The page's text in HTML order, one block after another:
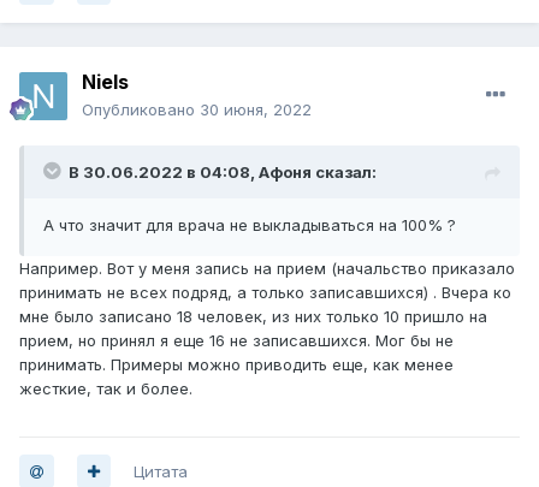
Niels
Опубликовано 30 июня, 2022
В 30.06.2022 в 04:08, Афоня сказал:
А что значит для врача не выкладываться на 100% ?
Например. Вот у меня запись на прием (начальство приказало
принимать не всех подряд, а только записавшихся) . Вчера ко
мне было записано 18 человек, из них только 10 пришло на
прием, но принял я еще 16 не записавшихся. Мог бы не
принимать. Примеры можно приводить еще, как менее
жесткие, так и более.
Цитата